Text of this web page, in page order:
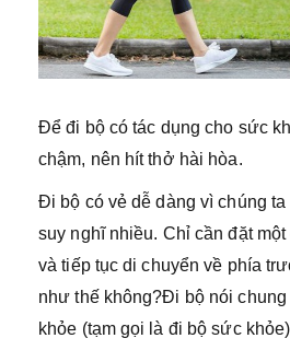
Để đi bộ có tác dụng cho sức
chậm, nên hít thở hài hòa.
Đi bộ có vẻ dễ dàng vì chúng
suy nghĩ nhiều. Chỉ cần đặt
và tiếp tục di chuyển về phía
như thế không?Đi bộ nói
khỏe (tạm gọi là đi bộ sức